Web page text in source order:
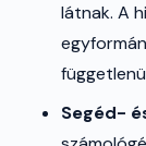
látnak. A
Segéd-